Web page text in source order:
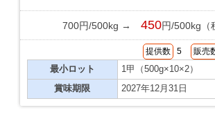
700円/500kg → 450円/500kg（
提供数 5 販売
最小ロット
1甲（500g×10×2）
賞味期限
2027年12月31日